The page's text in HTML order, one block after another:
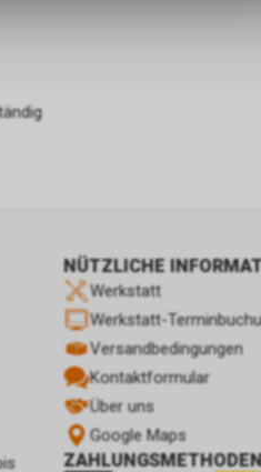
NÜTZLICHE
Werkstatt
Werkstatt-
Versandbedingungen
Kontaktformular
Über uns
Google Maps